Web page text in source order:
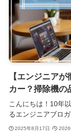
【エンジニア
カー？掃除機の
こんにちは！10年
るエンジニアブロ
2025年8月17日 2026